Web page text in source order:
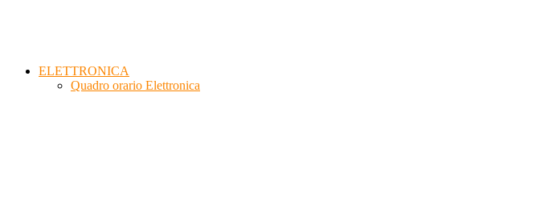
ELETTRONICA
Quadro orario Elettronica